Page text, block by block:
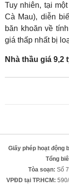
Tuy nhiên, tại
Cà Mau), diễn
băn khoăn về
giá thấp nhất bị
Nhà thầu giá
Giấy phép hoạt động
Tổng
Tòa soạn: Số
VPĐD tại TP.HCM: